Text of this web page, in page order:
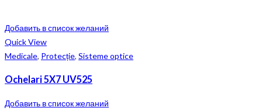
Добавить в список желаний
Quick View
Medicale, Protecție, Sisteme optice
Ochelari 5X7 UV525
Добавить в список желаний